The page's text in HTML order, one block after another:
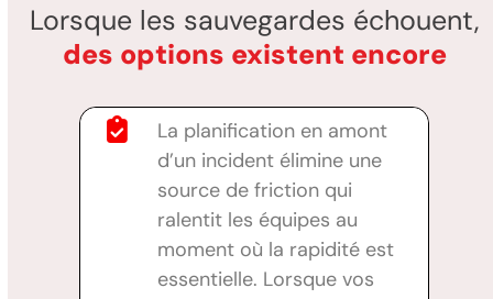
Lorsque les sauvegardes échouent,
des options existent encore
La planification en amont
d’un incident élimine une
source de friction qui
ralentit les équipes au
moment où la rapidité est
essentielle. Lorsque vos